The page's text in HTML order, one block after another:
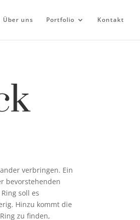
Über uns Portfolio Kontakt
verbringen. Ein
bevorstehenden
soll es
Hinzu kommt die
zu finden,